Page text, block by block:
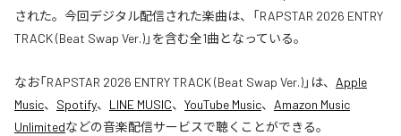
された。今回デジタル配信された楽曲は、「RAPSTAR 2026 ENTRY
TRACK (Beat Swap Ver.)」を含む全1曲となっている。
なお「RAPSTAR 2026 ENTRY TRACK (Beat Swap Ver.)」は、 Apple
Music、 Spotify、 LINE MUSIC、 YouTube Music、 Amazon Music
Unlimitedなどの音楽配信サービスで聴くことができる。